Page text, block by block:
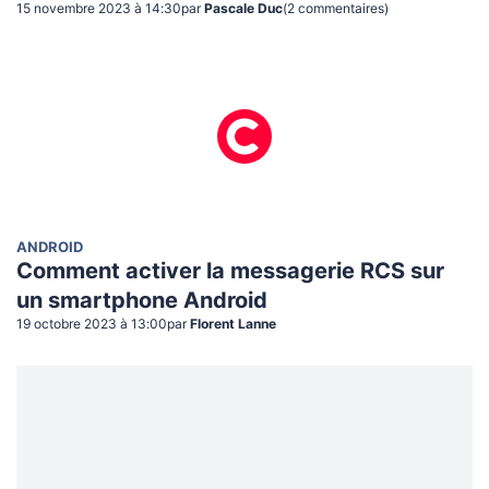
15 novembre 2023 à 14:30par Pascale Duc(2 commentaires)
ANDROID
Comment activer la messagerie RCS sur
un smartphone Android
19 octobre 2023 à 13:00par Florent Lanne